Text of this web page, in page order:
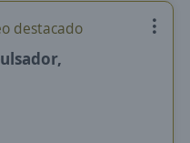
destacado